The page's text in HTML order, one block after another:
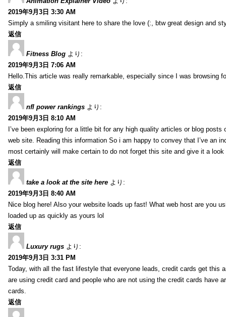
2019年9月3日 3:30 AM
Simply a smiling visitant here to share the love (:, btw great design and
返信
Fitness Blog より:
2019年9月3日 7:06 AM
Hello.This article was really remarkable, especially since I was browsing
返信
nfl power rankings より:
2019年9月3日 8:10 AM
I’ve been exploring for a little bit for any high quality articles or blog
web site. Reading this information So i am happy to convey that I’ve an
most certainly will make certain to do not forget this site and give it a look
返信
take a look at the site here より:
2019年9月3日 8:40 AM
Nice blog here! Also your website loads up fast! What web host are you
loaded up as quickly as yours lol
返信
Luxury rugs より:
2019年9月3日 3:31 PM
Today, with all the fast lifestyle that everyone leads, credit cards get this
are using credit card and people who are not using the credit cards have
cards.
返信